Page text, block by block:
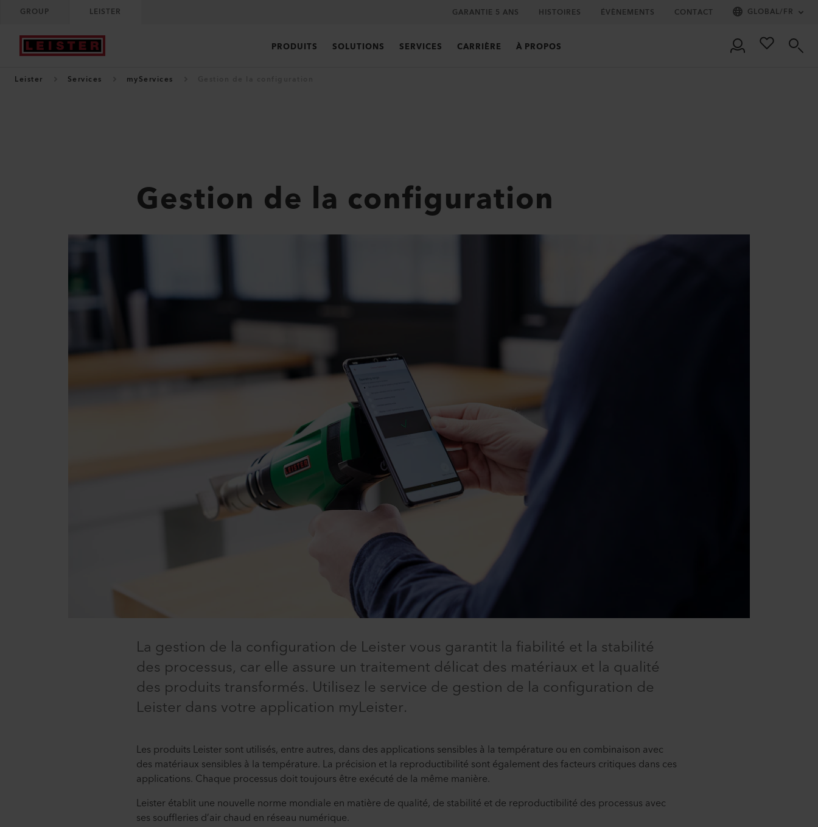
GROUP LEISTER GARANTIE 5 ANS HISTOIRES ÉVÈNEMENTS CONTACT GLOBAL/FR
PRODUITS SOLUTIONS SERVICES CARRIÈRE À PROPOS
Leister Services myServices
Gestion de la configuration
La gestion de la configuration de Leister vous garantit la fiabilité et la stabilité
des processus, car elle assure un traitement délicat des matériaux et la qualité
des produits transformés. Utilisez le service de gestion de la configuration de
Leister dans votre application myLeister.
Les produits Leister sont utilisés, entre autres, dans des applications sensibles à la température ou en combinaison avec
des matériaux sensibles à la température. La précision et la reproductibilité sont également des facteurs critiques dans ces
applications. Chaque processus doit toujours être exécuté de la même manière.
Leister établit une nouvelle norme mondiale en matière de qualité, de stabilité et de reproductibilité des processus avec
ses souffleries d’air chaud en réseau numérique.